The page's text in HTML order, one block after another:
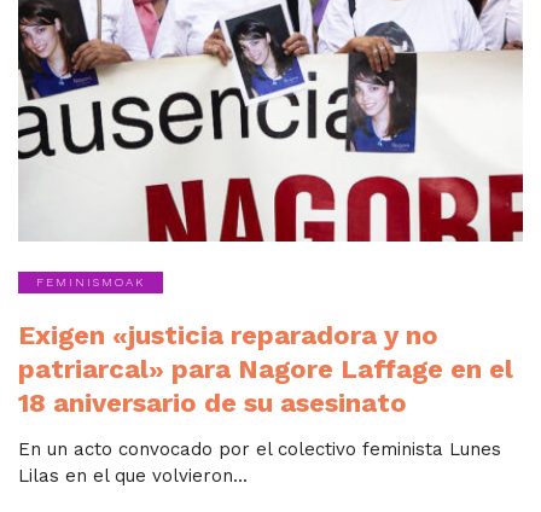
FEMINISMOAK
Exigen «justicia reparadora y no
patriarcal» para Nagore Laffage en el
18 aniversario de su asesinato
En un acto convocado por el colectivo feminista Lunes
Lilas en el que volvieron...